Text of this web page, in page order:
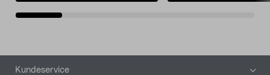
Bunntekst
Kundeservice